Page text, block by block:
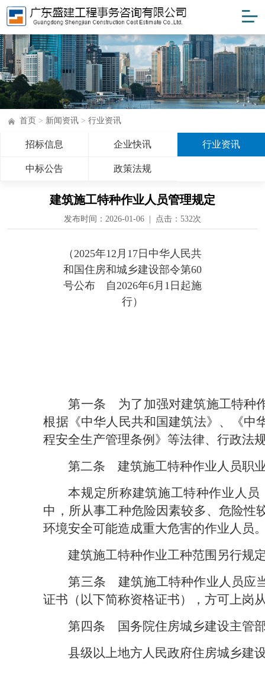
首页 > 新闻资讯> 行业资讯
招标信息 企业快讯 行业资讯
中标公告 政策法规
建筑施工特种作业人员管理规定
发布时间：2026-01-06 | 点击： 532次
（2025年12月17日中华人民共
和国住房和城乡建设部令第60
号公布　自2026年6月1日起施
行）
第一条 为了加强对建筑施工特种
根据《中华人民共和国建筑法》、《中
程安全生产管理条例》等法律、行政法
第二条 建筑施工特种作业人员职
本规定所称建筑施工特种作业人
中，所从事工种危险因素较多、危险性
环境安全可能造成重大危害的作业人员
建筑施工特种作业工种范围另行规
第三条 建筑施工特种作业人员应
证书（以下简称资格证书），方可上岗
第四条 国务院住房城乡建设主管
县级以上地方人民政府住房城乡建